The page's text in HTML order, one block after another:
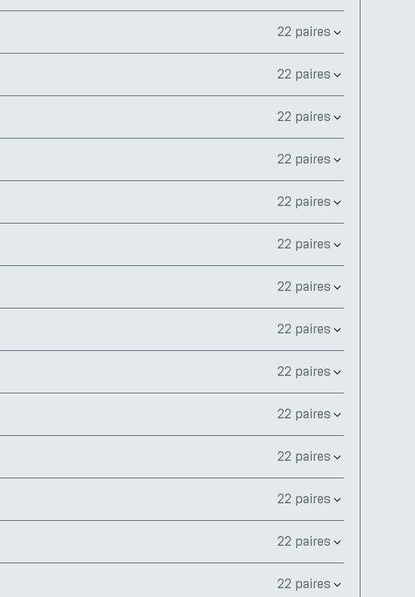
22 paires
22 paires
22 paires
22 paires
22 paires
22 paires
22 paires
22 paires
22 paires
22 paires
22 paires
22 paires
22 paires
22 paires